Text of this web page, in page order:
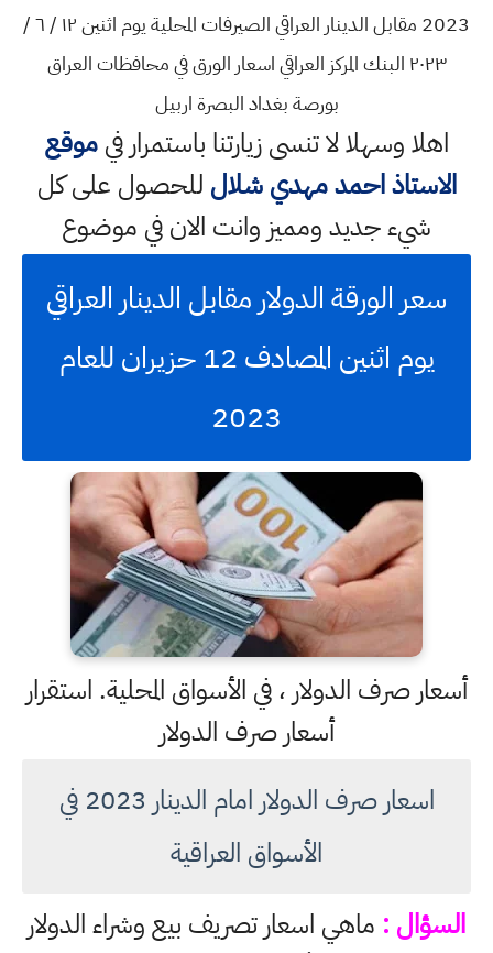
2023 مقابل الدينار العراقي الصيرفات المحلية يوم اثنين ١٢ / ٦ /
٢٠٢٣ البنك المركز العراقي اسعار الورق في محافظات العراق
بورصة بغداد البصرة اربيل
اهلا وسهلالا تنسى زيارتنا باستمرار فيموقع
الاستاذ احمد مهدي شلال للحصول على كل
شيء جديد ومميز وانت الان في موضوع
سعر الورقة الدولار مقابل الدينار العراقي
يوم اثنين المصادف 12 حزيران للعام
2023
أسعار صرف الدولار ، في الأسواق المحلية. استقرار
أسعار صرف الدولار
اسعار صرف الدولار امام الدينار 2023 في
الأسواق العراقية
السؤال : ماهي اسعار تصريف بيع وشراء الدولار